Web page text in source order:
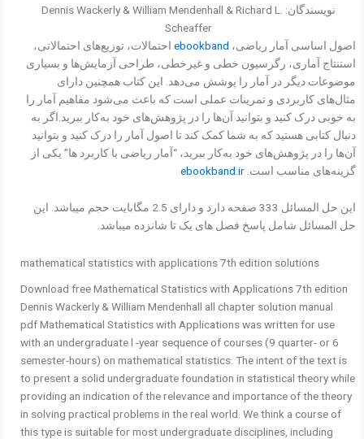
نویسندگان: Dennis Wackerly & William Mendenhall & Richard L.
Scheaffer
اصول اساسی آمار ریاضی، ebookband احتمالات، توزیع‌های احتمالاتی،
استنتاج آماری، رگرسیون خطی و غیرخطی، طراحی آزمایش‌ها و بسیاری
موضوعات دیگر در آمار را پوشش می‌دهد. این کتاب همچنین دارای
مثال‌های کاربردی و تمرینات عملی است که باعث می‌شود مفاهیم آمار را
به خوبی درک کنید و بتوانید آن‌ها را در پژوهش‌های خود به‌کار ببرید.اگر به
دنبال کتابی هستید که به شما کمک کند تا اصول آمار را درک کنید و بتوانید
آن‌ها را در پژوهش‌های خود به‌کار ببرید، “آمار ریاضی با کاربرد ها” یکی از
گزینه‌های مناسب است. ebookband.ir
این حل المسائل 333 صفحه دارد و دارای 2.5 مگابایت حجم میباشد. این
حل المسائل شامل پاسخ فصل های یک تا شانزده میباشد.
mathematical statistics with applications 7th edition solutions
Download free Mathematical Statistics with Applications 7th edition
Dennis Wackerly & William Mendenhall all chapter solution manual
pdf Mathematical Statistics with Applications was written for use
with an undergraduate l -year sequence of courses (9 quarter- or 6
semester-hours) on mathematical statistics. The intent of the text is
to present a solid undergraduate foundation in statistical theory while
providing an indication of the relevance and importance of the theory
in solving practical problems in the real world. We think a course of
this type is suitable for most undergraduate disciplines, including